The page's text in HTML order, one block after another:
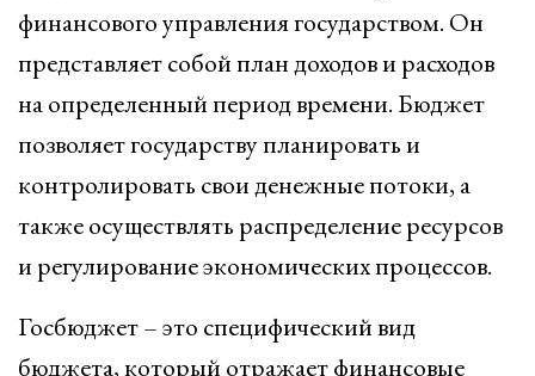
финансового управления государством. Он
представляет собой план доходов и расходов
на определенный период времени. Бюджет
позволяет государству планировать и
контролировать свои денежные потоки, а
также осуществлять распределение ресурсов
и регулирование экономических процессов.
Госбюджет – это специфический вид
бюджета, который отражает финансовые